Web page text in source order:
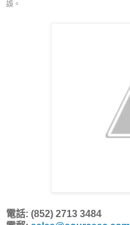
誤。
電話: (852) 2713 3484